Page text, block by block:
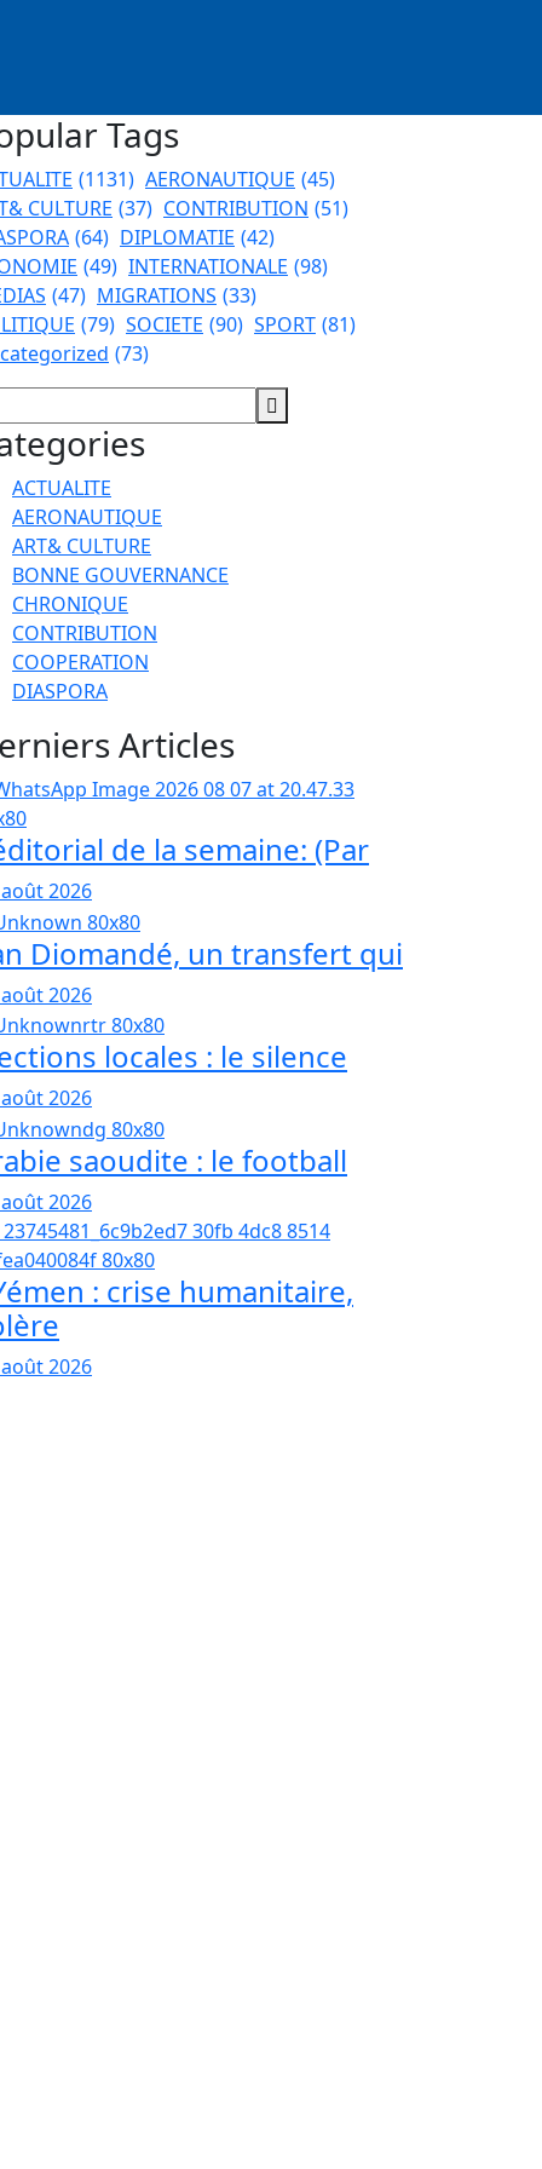
Tags
(1131) AERONAUTIQUE (45)
CULTURE (37) CONTRIBUTION (51)
(64) DIPLOMATIE (42)
(49) INTERNATIONALE (98)
(47) MIGRATIONS (33)
(79) SOCIETE (90) SPORT (81)
(73)
ACTUALITE
AERONAUTIQUE
ART& CULTURE
BONNE GOUVERNANCE
CHRONIQUE
CONTRIBUTION
COOPERATION
DIASPORA
Articles
de la semaine: (Par
2026
Diomandé, un transfert qui
2026
locales : le silence
2026
saoudite : le football
2026
: crise humanitaire,
2026